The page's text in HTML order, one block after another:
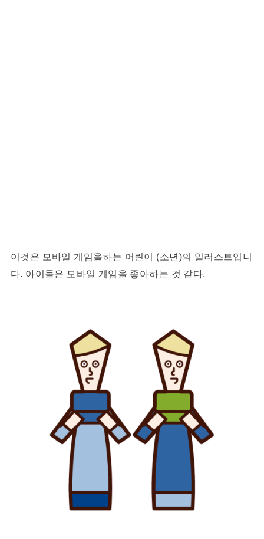
이것은 모바일 게임을하는 어린이 (소년)의 일러스트입니
다. 아이들은 모바일 게임을 좋아하는 것 같다.